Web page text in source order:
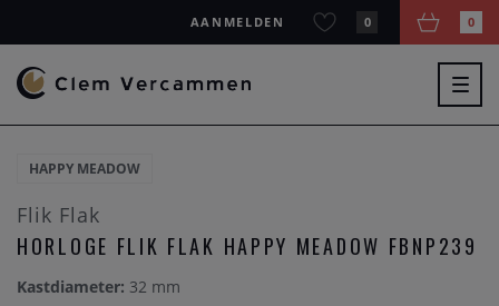
AANMELDEN 0 0
HAPPY MEADOW
Flik Flak
HORLOGE FLIK FLAK HAPPY MEADOW FBNP239
Kastdiameter: 32 mm